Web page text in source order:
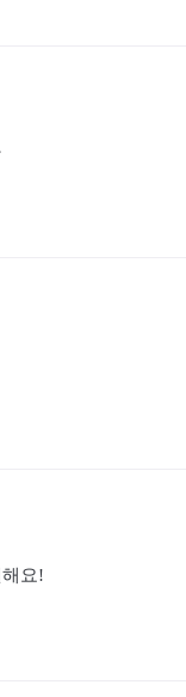
요!